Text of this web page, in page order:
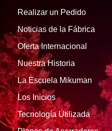
Realizar un Pedido
Noticias de la Fábrica
Oferta Internacional
Nuestra Historia
La Escuela Mikuman
Los Inicios
Tecnología Utilizada